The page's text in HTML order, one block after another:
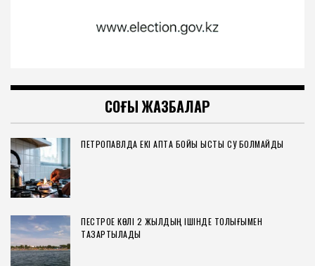
СОҢҒЫ ЖАЗБАЛАР
ПЕТРОПАВЛДА ЕКІ АПТА БОЙЫ ЫСТЫҚ СУ БОЛМАЙДЫ
ПЕСТРОЕ КӨЛІ 2 ЖЫЛДЫҢ ІШІНДЕ ТОЛЫҒЫМЕН
ТАЗАРТЫЛАДЫ